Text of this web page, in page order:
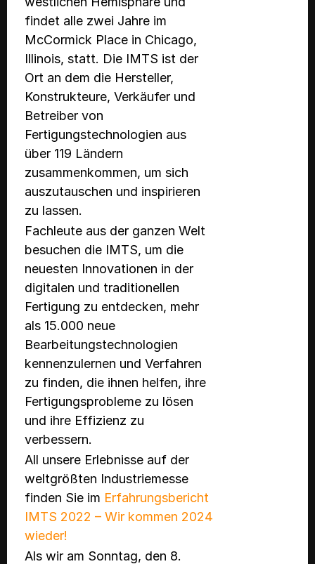
findet alle zwei Jahre im
McCormick Place in Chicago,
Illinois, statt. Die IMTS ist der
Ort an dem die Hersteller,
Konstrukteure, Verkäufer und
Betreiber von
Fertigungstechnologien aus
über 119 Ländern
zusammenkommen, um sich
auszutauschen und inspirieren
zu lassen.
Fachleute aus der ganzen Welt
besuchen die IMTS, um die
neuesten Innovationen in der
digitalen und traditionellen
Fertigung zu entdecken, mehr
als 15.000 neue
Bearbeitungstechnologien
kennenzulernen und Verfahren
zu finden, die ihnen helfen, ihre
Fertigungsprobleme zu lösen
und ihre Effizienz zu
verbessern.
All unsere Erlebnisse auf der
weltgrößten Industriemesse
finden Sie im Erfahrungsbericht
IMTS 2022 – Wir kommen 2024
wieder!
Als wir am Sonntag, den 8.